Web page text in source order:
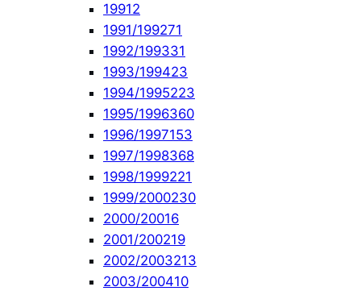
19912
1991/199271
1992/199331
1993/199423
1994/1995223
1995/1996360
1996/1997153
1997/1998368
1998/1999221
1999/2000230
2000/20016
2001/200219
2002/2003213
2003/200410